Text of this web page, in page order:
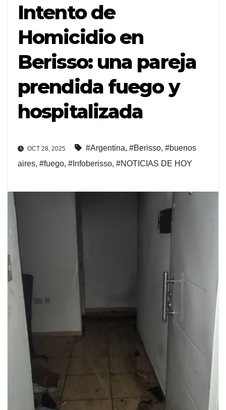
Intento de
Homicidio en
Berisso: una pareja
prendida fuego y
hospitalizada
OCT 28, 2025 #Argentina, #Berisso, #buenos
aires, #fuego, #Infoberisso, #NOTICIAS DE HOY